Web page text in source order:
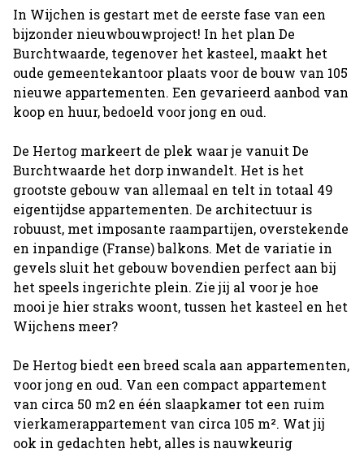
In Wijchen is gestart met de eerste fase van een
bijzonder nieuwbouwproject! In het plan De
Burchtwaarde, tegenover het kasteel, maakt het
oude gemeentekantoor plaats voor de bouw van 105
nieuwe appartementen. Een gevarieerd aanbod van
koop en huur, bedoeld voor jong en oud.
De Hertog markeert de plek waar je vanuit De
Burchtwaarde het dorp inwandelt. Het is het
grootste gebouw van allemaal en telt in totaal 49
eigentijdse appartementen. De architectuur is
robuust, met imposante raampartijen, overstekende
en inpandige (Franse) balkons. Met de variatie in
gevels sluit het gebouw bovendien perfect aan bij
het speels ingerichte plein. Zie jij al voor je hoe
mooi je hier straks woont, tussen het kasteel en het
Wijchens meer?
De Hertog biedt een breed scala aan appartementen,
voor jong en oud. Van een compact appartement
van circa 50 m2 en één slaapkamer tot een ruim
vierkamerappartement van circa 105 m². Wat jij
ook in gedachten hebt, alles is nauwkeurig